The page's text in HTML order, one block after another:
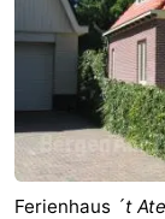
Buiten
Bergen
Woudhoeve
Duinpark
Egmond
-
Duynvallei
-
Ferienhaus ´t